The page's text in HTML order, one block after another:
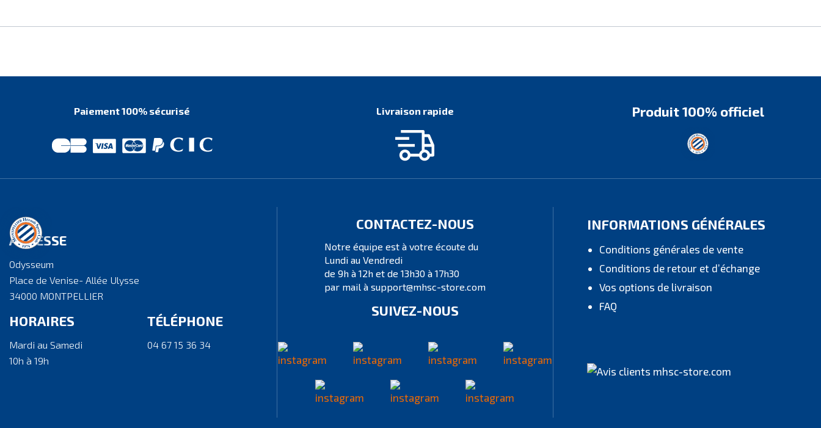
Paiement 100% sécurisé Livraison rapide Produit 100% officiel
ADRESSE
Odysseum
Place de Venise- Allée Ulysse
34000 MONTPELLIER
HORAIRES
Mardi au Samedi
10h à 19h
TÉLÉPHONE
04 67 15 36 34
CONTACTEZ-NOUS
Notre équipe est à votre écoute du
Lundi au Vendredi
de 9h à 12h et de 13h30 à 17h30
par mail à support@mhsc-store.com
SUIVEZ-NOUS
INFORMATIONS GÉNÉRALES
Conditions générales de vente
Conditions de retour et d’échange
Vos options de livraison
FAQ